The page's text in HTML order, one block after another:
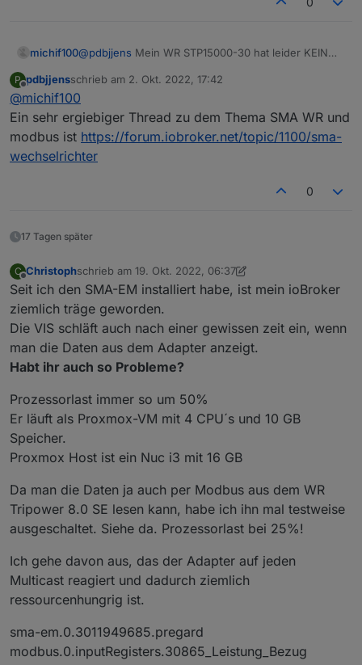
michif100@pdbjjens Mein WR STP15000-30 hat leider KEIN
Evcc läuft natürlich gut mittlerweile, das ist nicht das
Problem.
Ist jetzt eher noch technisches Interesse und evtl.
Der Gedanke, SMA Adapter wegzulassen und alles
über Modbus, um etwas aufzuräumen.
Passt aber auch so.
P
Offline
pdbjjensschrieb am 2. Okt. 2022, 17:42
zuletzt editiert von
@michif100
Ein sehr ergiebiger Thread zu dem Thema SMA WR und
modbus ist https://forum.iobroker.net/topic/1100/sma-
wechselrichter
0
17 Tagen später
C
Offline
Christophschrieb am 19. Okt. 2022, 06:37
zuletzt editiert von Christoph
Seit ich den SMA-EM installiert habe, ist mein ioBroker
ziemlich träge geworden.
Die VIS schläft auch nach einer gewissen zeit ein, wenn
man die Daten aus dem Adapter anzeigt.
Habt ihr auch so Probleme?
Prozessorlast immer so um 50%
Er läuft als Proxmox-VM mit 4 CPU´s und 10 GB
Speicher.
Proxmox Host ist ein Nuc i3 mit 16 GB
Da man die Daten ja auch per Modbus aus dem WR
Tripower 8.0 SE lesen kann, habe ich ihn mal testweise
ausgeschaltet. Siehe da. Prozessorlast bei 25%!
Ich gehe davon aus, das der Adapter auf jeden
Multicast reagiert und dadurch ziemlich
ressourcenhungrig ist.
sma-em.0.3011949685.pregard
modbus.0.inputRegisters.30865_Leistung_Bezug